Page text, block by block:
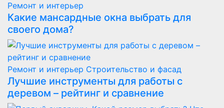
Ремонт и интерьер
Какие мансардные окна выбрать для
своего дома?
Ремонт и интерьер Строительство и фасад
Лучшие инструменты для работы с
деревом – рейтинг и сравнение